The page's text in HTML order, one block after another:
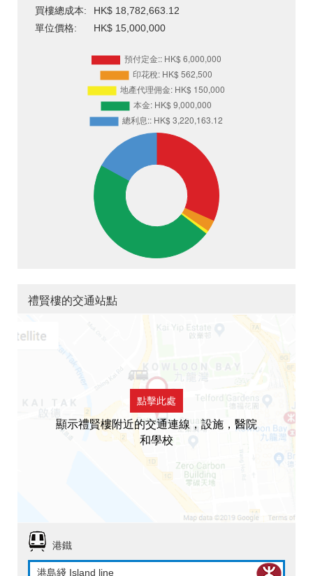
買樓總成本:
HK$ 18,782,663.12
單位價格:
HK$ 15,000,000
禮賢樓的交通站點
點擊此處
顯示禮賢樓附近的交通連線，設施，醫院
和學校
港鐵
港島綫 Island line